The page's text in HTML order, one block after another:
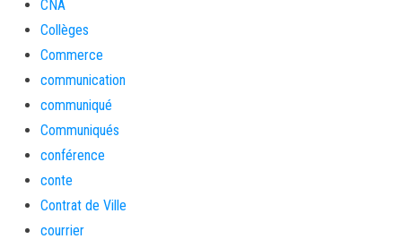
CNA
Collèges
Commerce
communication
communiqué
Communiqués
conférence
conte
Contrat de Ville
courrier